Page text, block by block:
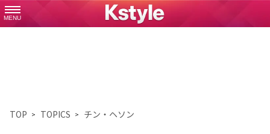
MENU
TOP TOPICS チン・ヘソン